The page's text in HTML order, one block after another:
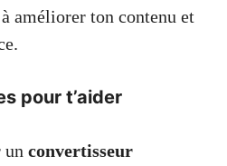
améliorer ton contenu et
pour t’aider
un convertisseur